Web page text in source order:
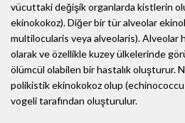
vücuttaki değişik organlarda kistlerin
ekinokokoz). Diğer bir tür alveolar
multilocularis veya alveolaris). Alveolar
olarak ve özellikle kuzey ülkelerinde
ölümcül olabilen bir hastalık oluşturur.
polikistik ekinokokoz olup
vogeli tarafından oluşturulur.